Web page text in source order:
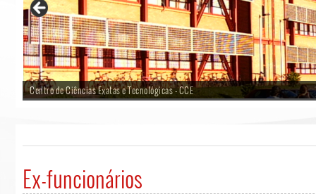
Centro de Ciências Exatas e Tecnológicas - CCE
Ex-funcionários